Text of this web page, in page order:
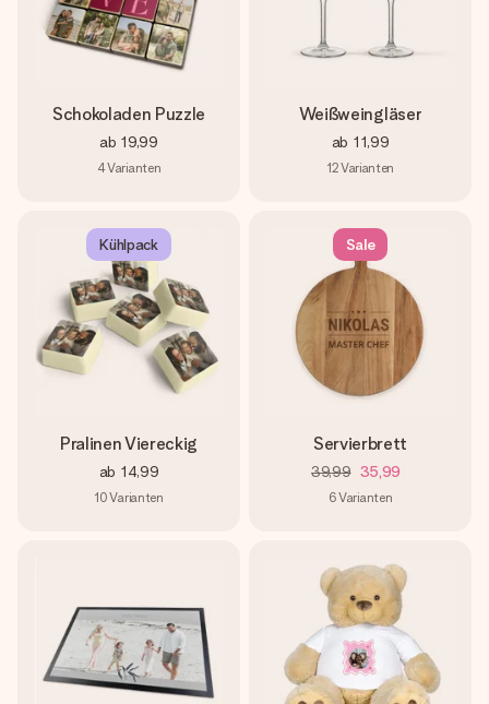
Schokoladen Puzzle
ab 19,99
4Varianten
Weißweingläser
ab 11,99
12Varianten
Kühlpack
Pralinen Viereckig
ab 14,99
10Varianten
Sale
Servierbrett
39,99 35,99
6Varianten